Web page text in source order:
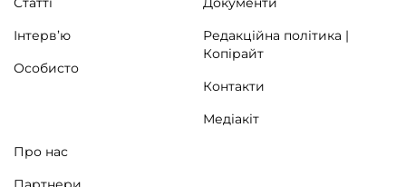
Інтерв’ю
Особисто
Редакційна політика |
Копірайт
Контакти
Медіакіт
Про нас